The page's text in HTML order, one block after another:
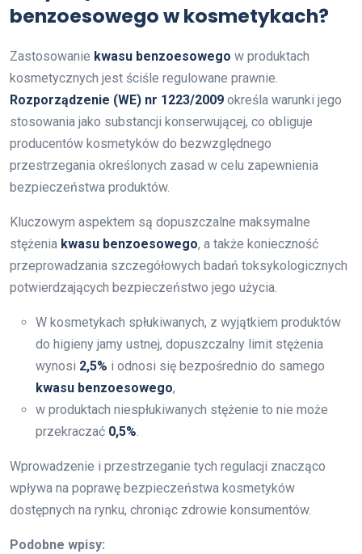
benzoesowego w kosmetykach?
Zastosowanie kwasu benzoesowego w produktach
kosmetycznych jest ściśle regulowane prawnie.
Rozporządzenie (WE) nr 1223/2009 określa warunki jego
stosowania jako substancji konserwującej, co obliguje
producentów kosmetyków do bezwzględnego
przestrzegania określonych zasad w celu zapewnienia
bezpieczeństwa produktów.
Kluczowym aspektem są dopuszczalne maksymalne
stężenia kwasu benzoesowego, a także konieczność
przeprowadzania szczegółowych badań toksykologicznych
potwierdzających bezpieczeństwo jego użycia.
W kosmetykach spłukiwanych, z wyjątkiem produktów
do higieny jamy ustnej, dopuszczalny limit stężenia
wynosi 2,5% i odnosi się bezpośrednio do samego
kwasu benzoesowego,
w produktach niespłukiwanych stężenie to nie może
przekraczać 0,5%.
Wprowadzenie i przestrzeganie tych regulacji znacząco
wpływa na poprawę bezpieczeństwa kosmetyków
dostępnych na rynku, chroniąc zdrowie konsumentów.
Podobne wpisy: